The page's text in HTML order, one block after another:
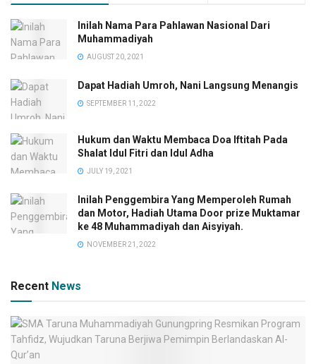
Inilah Nama Para Pahlawan Nasional Dari
Muhammadiyah
AUGUST 20, 2021
Dapat Hadiah Umroh, Nani Langsung Menangis
SEPTEMBER 11, 2022
Hukum dan Waktu Membaca Doa Iftitah Pada
Shalat Idul Fitri dan Idul Adha
JULY 19, 2021
Inilah Penggembira Yang Memperoleh Rumah
dan Motor, Hadiah Utama Door prize Muktamar
ke 48 Muhammadiyah dan Aisyiyah.
NOVEMBER 21, 2022
Recent News